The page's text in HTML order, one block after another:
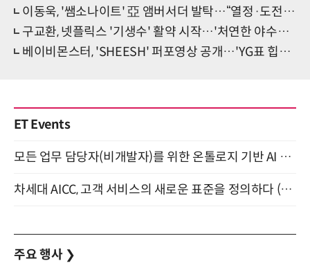
이동욱, '쌤소나이트' 亞 앰버서더 발탁…“열정·도전, 브랜드 부합”
구교환, 넷플릭스 '기생수' 활약 시작…'처연한 야수눈빛' 예고
베이비몬스터, 'SHEESH' 퍼포영상 공개…'YG표 힙&스웨그'
ET Events
모든 업무 담당자(비개발자)를 위한 온톨로지 기반 AI 지식체계 설계 1-day 워크숍 8월 20일 개최
차세대 AICC, 고객 서비스의 새로운 표준을 정의하다 (9/9)
주요 행사 ❯